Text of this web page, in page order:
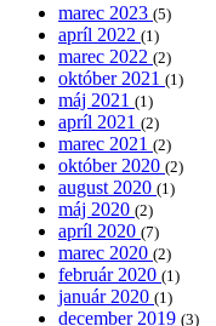
marec 2023 (5)
apríl 2022 (1)
marec 2022 (2)
október 2021 (1)
máj 2021 (1)
apríl 2021 (2)
marec 2021 (2)
október 2020 (2)
august 2020 (1)
máj 2020 (2)
apríl 2020 (7)
marec 2020 (2)
február 2020 (1)
január 2020 (1)
december 2019 (3)